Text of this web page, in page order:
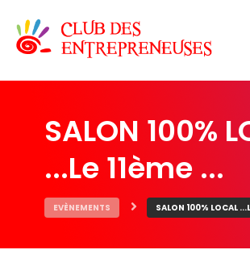
SALON 100%
...Le 11ème ...
EVÈNEMENTS SALON 100% LOCAL